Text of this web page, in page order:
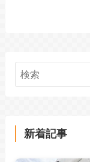
新着記事